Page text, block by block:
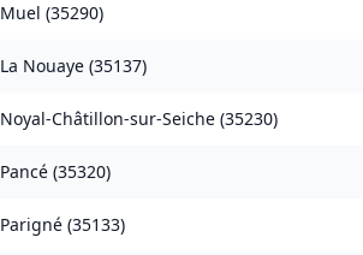
Muel (35290)
La Nouaye (35137)
Noyal-Châtillon-sur-Seiche (35230)
Pancé (35320)
Parigné (35133)